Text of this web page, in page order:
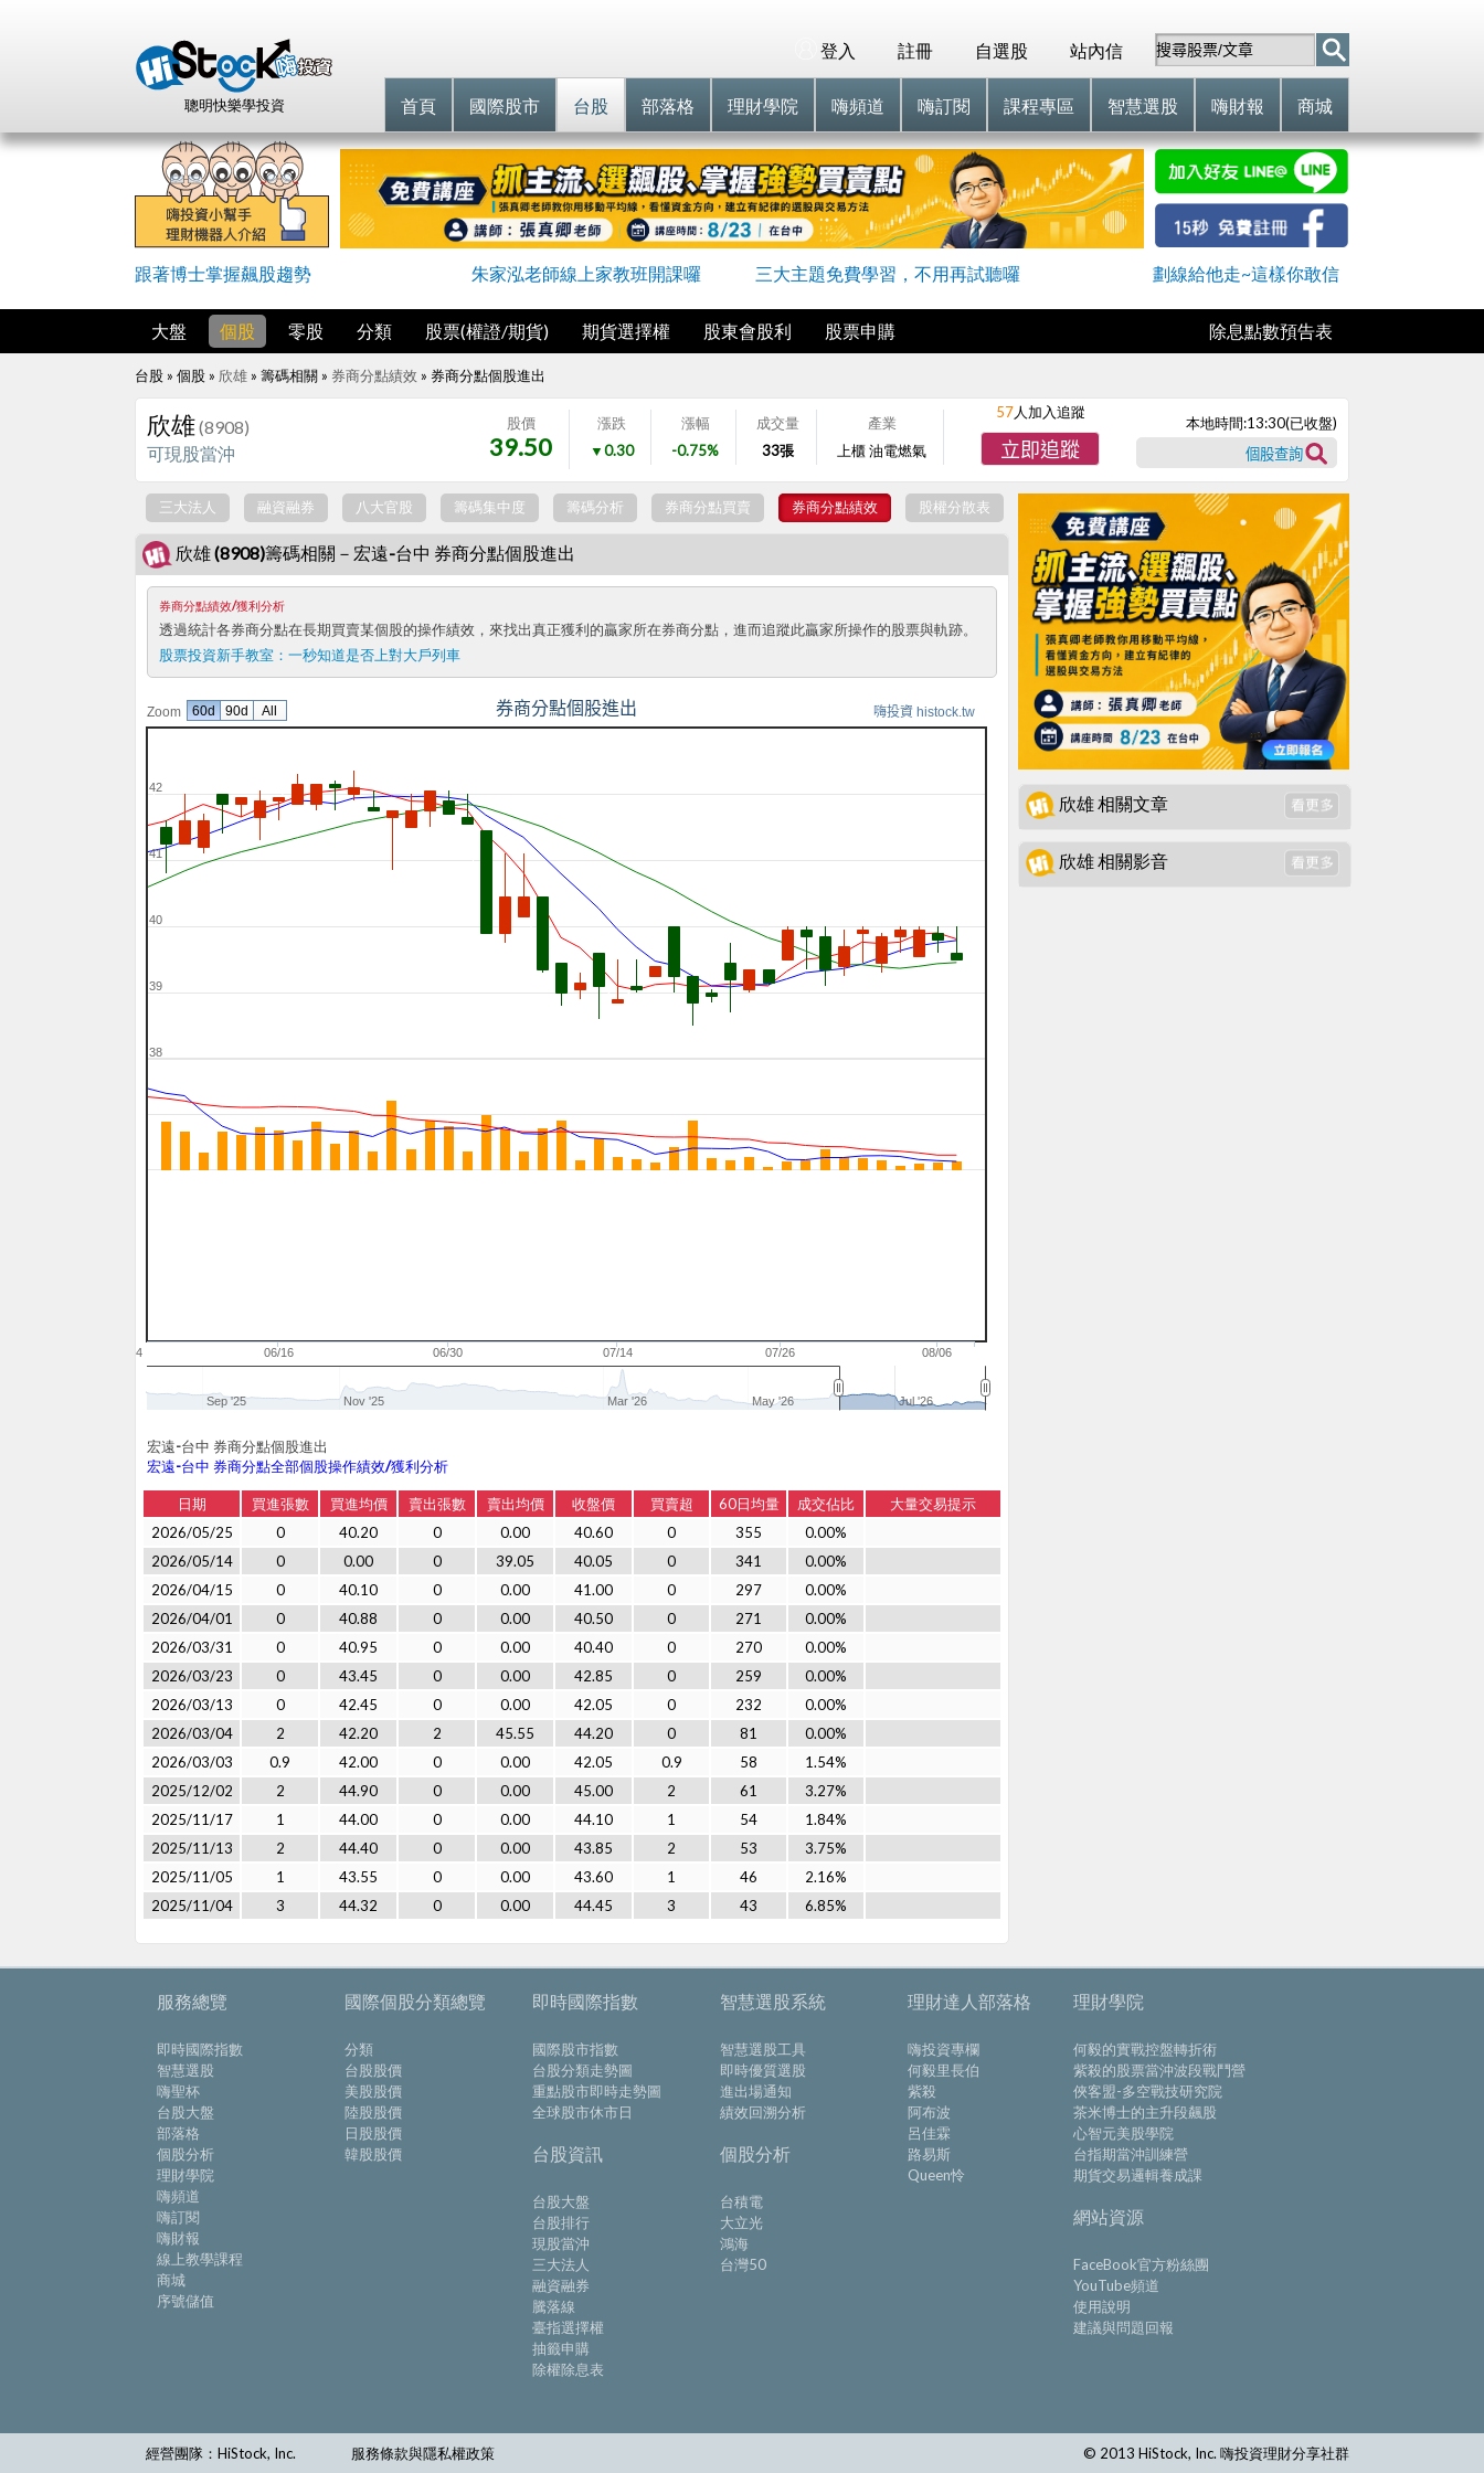
聰明快樂學投資
站內信
自選股
註冊
登入
首頁 國際股市 台股 部落格 理財學院 嗨頻道 嗨訂閱 課程專區 智慧選股 嗨財報 商城
跟著博士掌握飆股趨勢 朱家泓老師線上家教班開課囉 三大主題免費學習，不用再試聽囉 劃線給他走~這樣你敢信
大盤 個股 零股 分類 股票(權證/期貨) 期貨選擇權 股東會股利 股票申購 除息點數預告表
台股 » 個股 » 欣雄 » 籌碼相關 » 券商分點績效 » 券商分點個股進出
欣雄(8908)
可現股當沖
股價
39.50
漲跌
▼0.30
漲幅
-0.75%
成交量
33張
產業
上櫃 油電燃氣
57人加入追蹤
立即追蹤
本地時間:13:30(已收盤)
三大法人 融資融券 八大官股 籌碼集中度 籌碼分析 券商分點買賣 券商分點績效 股權分散表
欣雄 (8908)籌碼相關－宏遠-台中 券商分點個股進出
券商分點績效/獲利分析
透過統計各券商分點在長期買賣某個股的操作績效，來找出真正獲利的贏家所在券商分點，進而追蹤此贏家所操作的股票與軌跡。
股票投資新手教室： 一秒知道是否上對大戶列車
Zoom 券商分點個股進出 嗨投資 histock.tw
08/06
06/04 06/16 06/30 07/14 07/26
38
39
40
41
42
Sep '25 Nov '25 Mar '26 May '26 Jul '26
60d 90d All
宏遠-台中 券商分點個股進出
宏遠-台中 券商分點全部個股操作績效/獲利分析
日期 買進張數 買進均價 賣出張數 賣出均價 收盤價 買賣超 60日均量 成交佔比
大量交易提示
2026/05/25
0 40.20 0 0.00 40.60 0 355
0.00%
2026/05/14
0 0.00 0 39.05 40.05 0 341
0.00%
2026/04/15
0 40.10 0 0.00 41.00 0 297
0.00%
2026/04/01
0 40.88 0 0.00 40.50 0 271
0.00%
2026/03/31
0 40.95 0 0.00 40.40 0 270
0.00%
2026/03/23
0 43.45 0 0.00 42.85 0 259
0.00%
2026/03/13
0 42.45 0 0.00 42.05 0 232
0.00%
2026/03/04
2 42.20 2 45.55 44.20 0 81
0.00%
2026/03/03
0.9 42.00 0 0.00 42.05 0.9 58
1.54%
2025/12/02
2 44.90 0 0.00 45.00 2 61
3.27%
2025/11/17
1 44.00 0 0.00 44.10 1 54
1.84%
2025/11/13
2 44.40 0 0.00 43.85 2 53
3.75%
2025/11/05
1 43.55 0 0.00 43.60 1 46
2.16%
2025/11/04
3 44.32 0 0.00 44.45 3 43 6.85%
欣雄 相關文章
欣雄 相關影音
服務總覽
即時國際指數
智慧選股
嗨聖杯
台股大盤
部落格
個股分析
理財學院
嗨頻道
嗨訂閱
嗨財報
線上教學課程
商城
序號儲值
國際個股分類總覽
分類
台股股價
美股股價
陸股股價
日股股價
韓股股價
即時國際指數
國際股市指數
台股分類走勢圖
重點股市即時走勢圖
全球股市休市日
台股資訊
台股大盤
台股排行
現股當沖
三大法人
融資融券
騰落線
臺指選擇權
抽籤申購
除權除息表
智慧選股系統
智慧選股工具
即時優質選股
進出場通知
績效回溯分析
個股分析
台積電
大立光
鴻海
台灣50
理財達人部落格
嗨投資專欄
何毅里長伯
紫殺
阿布波
呂佳霖
路易斯
Queen怜
理財學院
何毅的實戰控盤轉折術
紫殺的股票當沖波段戰鬥營
俠客盟-多空戰技研究院
茶米博士的主升段飆股
心智元美股學院
台指期當沖訓練營
期貨交易邏輯養成課
網站資源
FaceBook官方粉絲團
YouTube頻道
使用說明
建議與問題回報
經營團隊：HiStock, Inc. 服務條款與隱私權政策 © 2013 HiStock, Inc. 嗨投資理財分享社群